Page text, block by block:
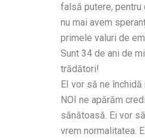
falsă putere, pentru
nu mai avem
primele valuri de
Sunt 34 de ani de
trădători!
EI vor să ne
NOI ne apărăm
sănătoasă. Ei vor
vrem normalitatea.